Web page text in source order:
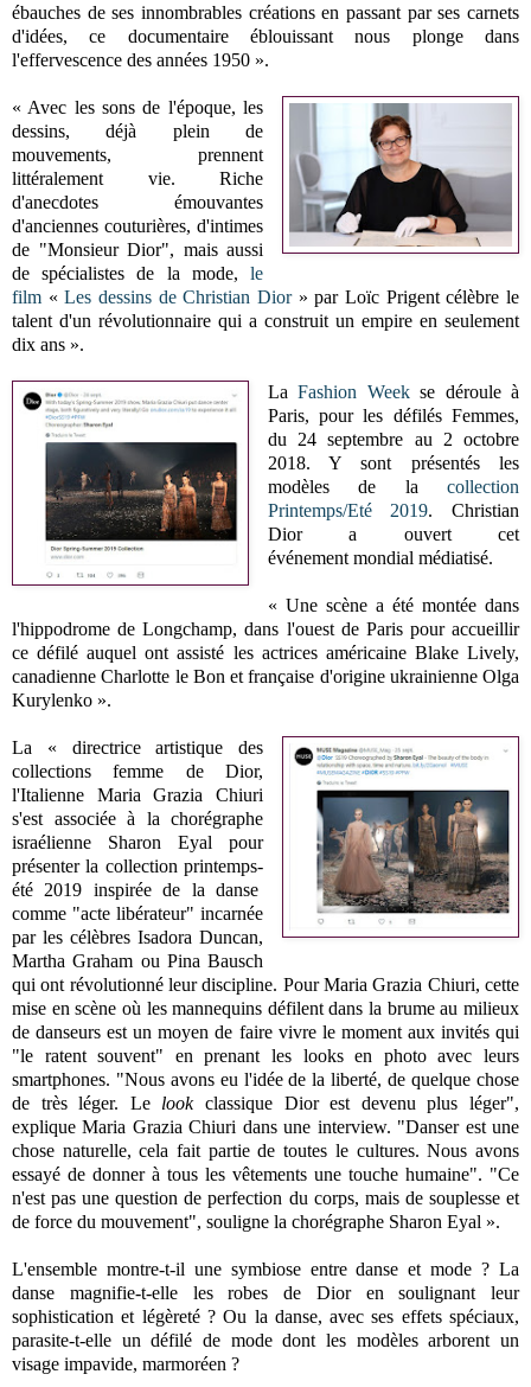
ébauches de ses innombrables créations en passant par ses carnets
d'idées, ce documentaire éblouissant nous plonge dans
l'effervescence des années 1950 ».
« Avec les sons de l'époque, les
dessins, déjà plein de
mouvements, prennent
littéralement vie. Riche
d'anecdotes émouvantes
d'anciennes couturières, d'intimes
de "Monsieur Dior", mais aussi
de spécialistes de la mode,le
film «Les dessins de Christian Dior» par Loïc Prigent célèbre le
talent d'un révolutionnaire qui a construit un empire en seulement
dix ans ».
LaFashion Weekse déroule à
Paris, pour les défilés Femmes,
du 24 septembre au 2 octobre
2018. Y sont présentés les
modèles de la collection
Printemps/Eté 2019. Christian
Dior a ouvert cet
événement mondial médiatisé.
« Une scène a été montée dans
l'hippodrome de Longchamp, dans l'ouest de Paris pour accueillir
ce défilé auquel ont assisté les actrices américaine Blake Lively,
canadienne Charlotte le Bon et française d'origine ukrainienne Olga
Kurylenko ».
La « directrice artistique des
collections femme de Dior,
l'Italienne Maria Grazia Chiuri
s'est associée à la chorégraphe
israélienne Sharon Eyal pour
présenter la collection printemps-
été 2019 inspirée de la danse
comme "acte libérateur" incarnée
par les célèbres Isadora Duncan,
Martha Graham ou Pina Bausch
qui ont révolutionné leur discipline. Pour Maria Grazia Chiuri, cette
mise en scène où les mannequins défilent dans la brume au milieux
de danseurs est un moyen de faire vivre le moment aux invités qui
"le ratent souvent" en prenant les looks en photo avec leurs
smartphones. "Nous avons eu l'idée de la liberté, de quelque chose
de très léger. Le lookclassique Dior est devenu plus léger",
explique Maria Grazia Chiuri dans une interview. "Danser est une
chose naturelle, cela fait partie de toutes le cultures. Nous avons
essayé de donner à tous les vêtements une touche humaine". "Ce
n'est pas une question de perfection du corps, mais de souplesse et
de force du mouvement", souligne la chorégraphe Sharon Eyal ».
L'ensemble montre-t-il une symbiose entre danse et mode ? La
danse magnifie-t-elle les robes de Dior en soulignant leur
sophistication et légèreté ? Ou la danse, avec ses effets spéciaux,
parasite-t-elle un défilé de mode dont les modèles arborent un
visage impavide, marmoréen ?